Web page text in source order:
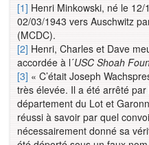
[1] Henri Minkowski, né le
02/03/1943 vers Auschwitz
(MCDC).
[2] Henri, Charles et Dave
accordée à l´USC Shoah
[3] « C’était Joseph
très élevée. Il a été arrêté
département du Lot et
réussi à savoir par quel
nécessairement donné sa